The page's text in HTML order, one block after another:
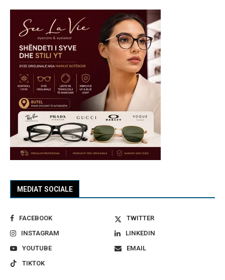
MEDIAT SOCIALE
FACEBOOK
TWITTER
INSTAGRAM
LINKEDIN
YOUTUBE
EMAIL
TIKTOK